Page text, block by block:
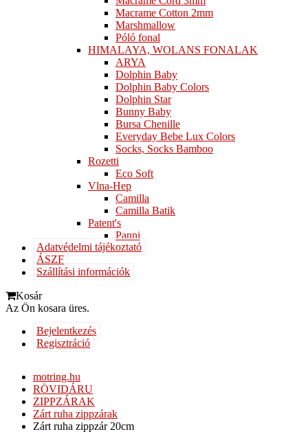
Macrame Cotton 2mm
Marshmallow
Póló fonal
HIMALAYA, WOLANS FONALAK
ARYA
Dolphin Baby
Dolphin Baby Colors
Dolphin Star
Bunny Baby
Bursa Chenille
Everyday Bebe Lux Colors
Socks, Socks Bamboo
Rozetti
Eco Soft
Vlna-Hep
Camilla
Camilla Batik
Patent's
Panni
Adatvédelmi tájékoztató
ÁSZF
Szállítási információk
Kosár
Az Ön kosara üres.
Bejelentkezés
Regisztráció
motring.hu
RÖVIDÁRU
ZIPPZÁRAK
Zárt ruha zippzárak
Zárt ruha zippzár 20cm